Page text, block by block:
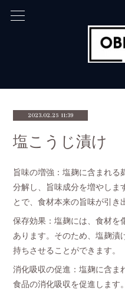
2023.02.25 11:39
塩こうじ漬け
旨味の増強：塩麹に含まれ
分解し、旨味成分を増やしま
とで、食材本来の旨味が引き
保存効果：塩麹には、食材を
あります。そのため、塩麹
持ちさせることができます。
消化吸収の促進：塩麹に含ま
食品の消化吸収を促進します